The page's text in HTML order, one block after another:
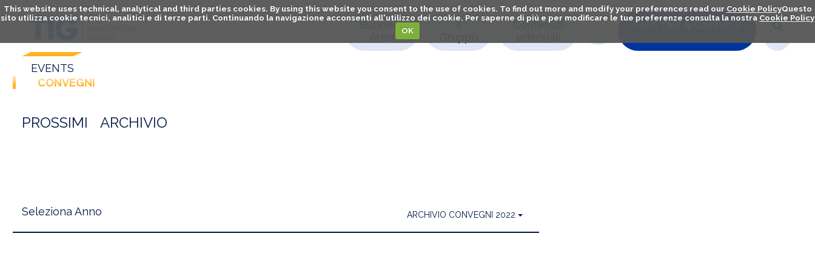
This website uses technical, analytical and third parties cookies. By using this website you consent to the use of cookies. To find out more and modify your preferences read our Cookie PolicyQuesto
sito utilizza cookie tecnici, analitici e di terze parti. Continuando la navigazione acconsenti all'utilizzo dei cookie. Per saperne di piú e per modificare le tue preferenze consulta la nostra Cookie Policy
OK
EVENTS
Let's Talk & Connect!
Business
Il
Contenuti
CONVEGNI
PROSSIMI ARCHIVIO
Seleziona Anno ARCHIVIO CONVEGNI 2022